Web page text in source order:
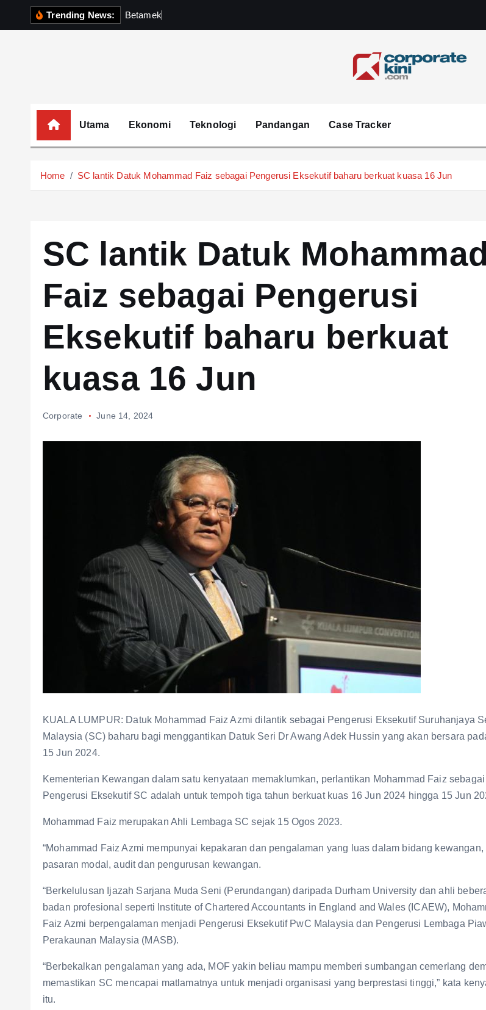
Trending News: Betamek
Utama Ekonomi Teknologi Pandangan Case Tracker
Home SC lantik Datuk Mohammad Faiz sebagai Pengerusi Eksekutif baharu berkuat kuasa 16 Jun
SC lantik Datuk Mohammad
Faiz sebagai Pengerusi
Eksekutif baharu berkuat
kuasa 16 Jun
Corporate June 14, 2024
KUALA LUMPUR: Datuk Mohammad Faiz Azmi dilantik sebagai Pengerusi Eksekutif Suruhanjaya
Malaysia (SC) baharu bagi menggantikan Datuk Seri Dr Awang Adek Hussin yang akan bersara
15 Jun 2024.
Kementerian Kewangan dalam satu kenyataan memaklumkan, perlantikan Mohammad Faiz sebagai
Pengerusi Eksekutif SC adalah untuk tempoh tiga tahun berkuat kuas 16 Jun 2024 hingga 15 Jun
Mohammad Faiz merupakan Ahli Lembaga SC sejak 15 Ogos 2023.
“Mohammad Faiz Azmi mempunyai kepakaran dan pengalaman yang luas dalam bidang kewangan,
pasaran modal, audit dan pengurusan kewangan.
“Berkelulusan Ijazah Sarjana Muda Seni (Perundangan) daripada Durham University dan ahli
badan profesional seperti Institute of Chartered Accountants in England and Wales (ICAEW),
Faiz Azmi berpengalaman menjadi Pengerusi Eksekutif PwC Malaysia dan Pengerusi Lembaga
Perakaunan Malaysia (MASB).
“Berbekalkan pengalaman yang ada, MOF yakin beliau mampu memberi sumbangan cemerlang
memastikan SC mencapai matlamatnya untuk menjadi organisasi yang berprestasi tinggi,” kata
itu.